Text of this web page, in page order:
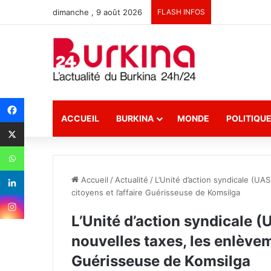
dimanche , 9 août 2026 FLASH INFOS
ACCUEIL BURKINA MONDE POLITIQUE
Accueil / Actualité / L’Unité d’action syndicale
citoyens et l’affaire Guérisseuse de Komsilga
L’Unité d’action syndicale
nouvelles taxes, les
Guérisseuse de Komsilga